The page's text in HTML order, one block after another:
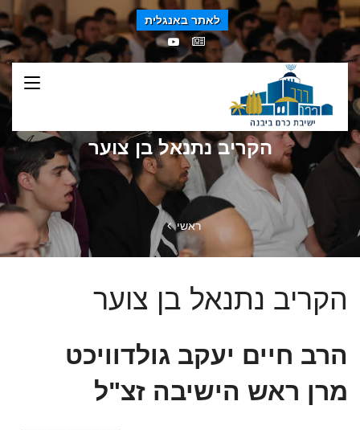
לאתר באנגלית
הקריב נתנאל בן צוער
ראשי
הקריב נתנאל בן צוער
הרב חיים יעקב גולדוויכט
מרן ראש הישיבה זצ"ל